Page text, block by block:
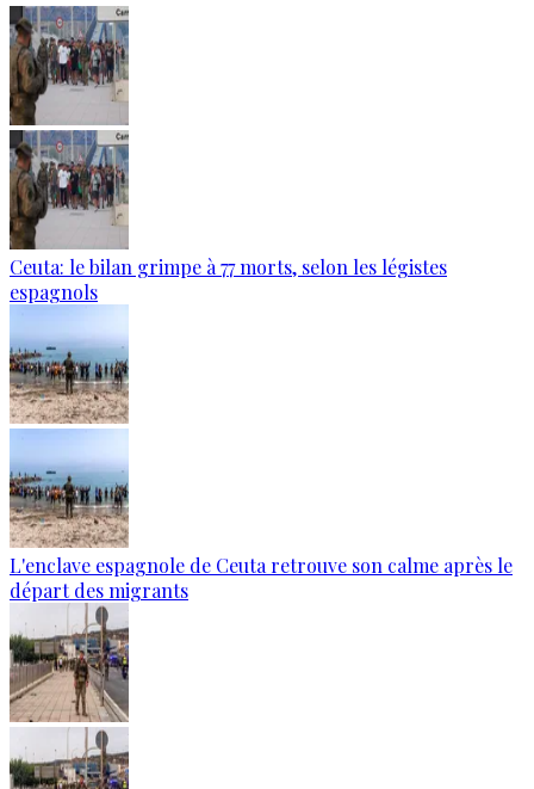
Ceuta: le bilan grimpe à 77 morts, selon les légistes
espagnols
L'enclave espagnole de Ceuta retrouve son calme après le
départ des migrants